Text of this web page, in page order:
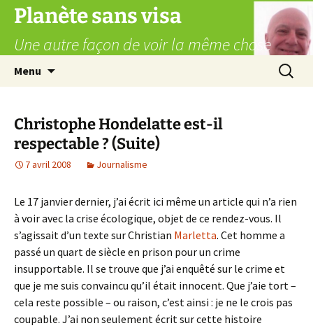
Aller
contenu
Planète sans visa
Une autre façon de voir la même chose
Menu
Christophe Hondelatte est-il
respectable ? (Suite)
7 avril 2008 Journalisme
Le 17 janvier dernier, j’ai écrit ici même un article qui n’a rien
à voir avec la crise écologique, objet de ce rendez-vous. Il
s’agissait d’un texte sur Christian Marletta. Cet homme a
passé un quart de siècle en prison pour un crime
insupportable. Il se trouve que j’ai enquêté sur le crime et
que je me suis convaincu qu’il était innocent. Que j’aie tort –
cela reste possible – ou raison, c’est ainsi : je ne le crois pas
coupable. J’ai non seulement écrit sur cette histoire